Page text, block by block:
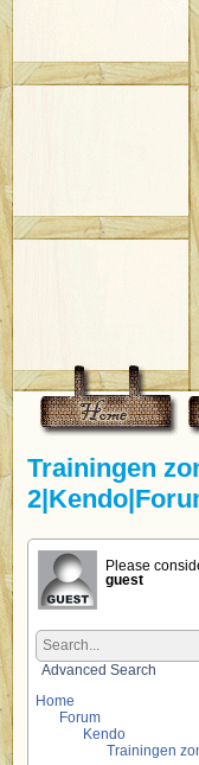
Trainingen
Please
guest
Advanced Search
Home
Forum
Kendo
Trainingen